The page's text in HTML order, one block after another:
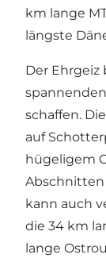
km lange
längste
Der Ehrgeiz
schaffen.
auf
hügeligem
Abschnitten
kann auch
die 34 km
lange